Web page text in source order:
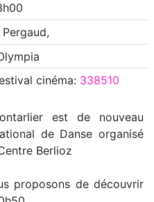
cinéma: 338510
est de nouveau
de Danse organisé
Berlioz
proposons de découvrir